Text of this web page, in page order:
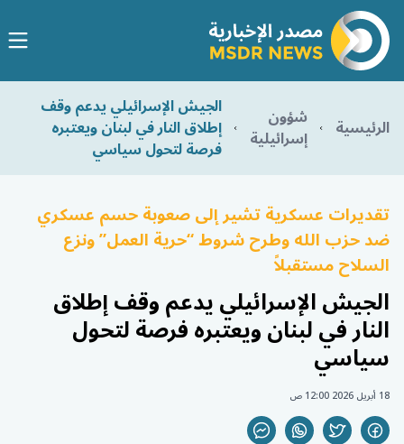
الرئيسية شؤون
إسرائيلية
الجيش الإسرائيلي يدعم وقف
إطلاق النار في لبنان ويعتبره
فرصة لتحول سياسي
تقديرات عسكرية تشير إلى صعوبة حسم عسكري
ضد حزب الله وطرح شروط “حرية العمل” ونزع
السلاح مستقبلاً
الجيش الإسرائيلي يدعم وقف إطلاق
النار في لبنان ويعتبره فرصة لتحول
سياسي
18 أبريل 2026 12:00 ص